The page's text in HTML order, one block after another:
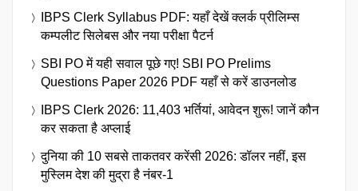
IBPS Clerk Syllabus PDF: यहाँ देखें क्लर्क प्रीलिम्स
कम्पलीट सिलेबस और नया परीक्षा पैटर्न
SBI PO में यही सवाल पूछे गए! SBI PO Prelims
Questions Paper 2026 PDF यहाँ से करें डाउनलोड
IBPS Clerk 2026: 11,403 भर्तियां, आवेदन शुरू! जानें कौन
कर सकता है अप्लाई
दुनिया की 10 सबसे ताकतवर करेंसी 2026: डॉलर नहीं, इस
मुस्लिम देश की मुद्रा है नंबर-1